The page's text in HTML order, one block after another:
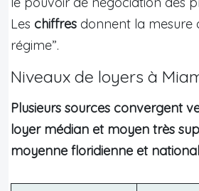
Les chiffres donnent la mesure
régime”.
Niveaux de loyers à
Plusieurs sources convergent
loyer médian et moyen très
moyenne floridienne et